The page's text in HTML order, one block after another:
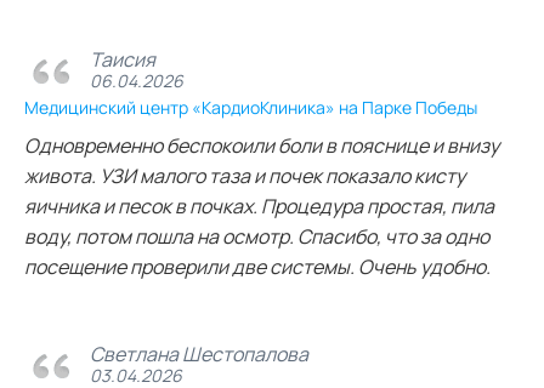
Таисия
06.04.2026
Медицинский центр «КардиоКлиника» на Парке Победы
Одновременно беспокоили боли в пояснице и внизу
живота. УЗИ малого таза и почек показало кисту
яичника и песок в почках. Процедура простая, пила
воду, потом пошла на осмотр. Спасибо, что за одно
посещение проверили две системы. Очень удобно.
Светлана Шестопалова
03.04.2026